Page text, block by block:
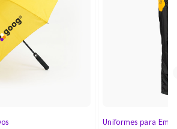
Uniformes para